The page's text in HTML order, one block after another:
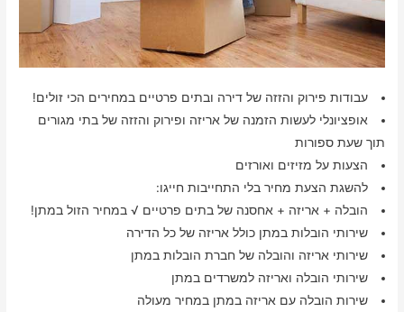
עבודות פירוק והזזה של דירה ובתים פרטיים במחירים הכי זולים!
אופציונלי לעשות הזמנה של אריזה ופירוק והזזה של בתי מגורים
תוך שעת ספורות
הצעות על מזיזים ואורזים
להשגת הצעת מחיר בלי התחייבות חייגו:
הובלה + אריזה + אחסנה של בתים פרטיים √ במחיר הזול במתן!
שירותי הובלות במתן כולל אריזה של כל הדירה
שירותי אריזה והובלה של חברת הובלות במתן
שירותי הובלה ואריזה למשרדים במתן
שירות הובלה עם אריזה במתן במחיר מעולה